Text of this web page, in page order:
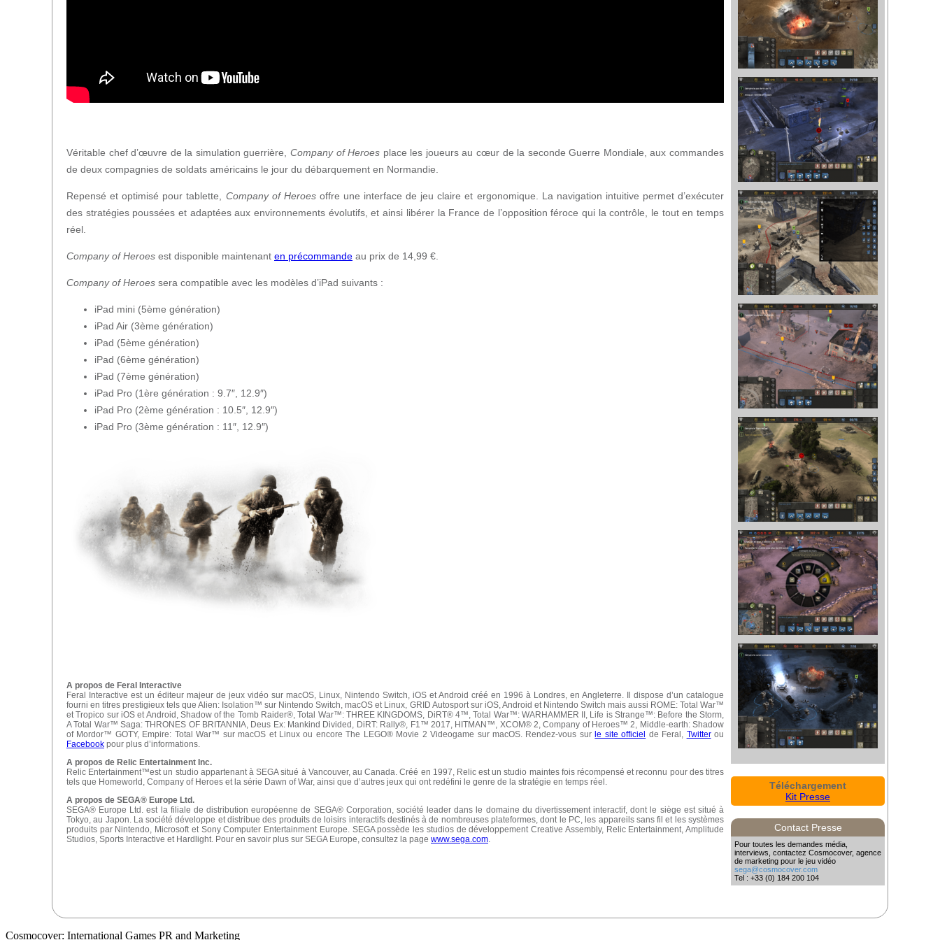
Véritable chef d’œuvre de la simulation guerrière, Company of Heroes place les joueurs au cœur de la seconde Guerre Mondiale, aux commandes
de deux compagnies de soldats américains le jour du débarquement en Normandie.
Repensé et optimisé pour tablette, Company of Heroesoffre une interface de jeu claire et ergonomique. La navigation intuitive permet d’exécuter
des stratégies poussées et adaptées aux environnements évolutifs, et ainsi libérer la France de l’opposition féroce qui la contrôle, le tout en temps
réel.
Company of Heroes est disponible maintenant en précommande au prix de 14,99 €.
Company of Heroes sera compatible avec les modèles d’iPad suivants :
iPad mini (5ème génération)
iPad Air (3ème génération)
iPad (5ème génération)
iPad (6ème génération)
iPad (7ème génération)
iPad Pro (1ère génération : 9.7″, 12.9″)
iPad Pro (2ème génération : 10.5″, 12.9″)
iPad Pro (3ème génération : 11″, 12.9″)
A propos de Feral Interactive
Feral Interactive est un éditeur majeur de jeux vidéo sur macOS, Linux, Nintendo Switch, iOS et Android créé en 1996 à Londres, en Angleterre. Il dispose d’un catalogue
fourni en titres prestigieux tels que Alien: Isolation™ sur Nintendo Switch, macOS et Linux, GRID Autosport sur iOS, Android et Nintendo Switch mais aussi ROME: Total War™
et Tropico sur iOS et Android, Shadow of the Tomb Raider®, Total War™: THREE KINGDOMS, DiRT® 4™, Total War™: WARHAMMER II, Life is Strange™: Before the Storm,
A Total War™ Saga: THRONES OF BRITANNIA, Deus Ex: Mankind Divided, DiRT: Rally®, F1™ 2017, HITMAN™, XCOM® 2, Company of Heroes™ 2, Middle-earth: Shadow
of Mordor™ GOTY, Empire: Total War™ sur macOS et Linux ou encore The LEGO® Movie 2 Videogame sur macOS. Rendez-vous surle site officiel de Feral, Twitterou
Facebook pour plus d’informations.
A propos de Relic Entertainment Inc.
Relic Entertainment™est un studio appartenant à SEGA situé à Vancouver, au Canada. Créé en 1997, Relic est un studio maintes fois récompensé et reconnu pour des titres
tels que Homeworld, Company of Heroes et la série Dawn of War, ainsi que d’autres jeux qui ont redéfini le genre de la stratégie en temps réel.
A propos de SEGA® Europe Ltd.
SEGA® Europe Ltd. est la filiale de distribution européenne de SEGA® Corporation, société leader dans le domaine du divertissement interactif, dont le siège est situé à
Tokyo, au Japon. La société développe et distribue des produits de loisirs interactifs destinés à de nombreuses plateformes, dont le PC, les appareils sans fil et les systèmes
produits par Nintendo, Microsoft et Sony Computer Entertainment Europe. SEGA possède les studios de développement Creative Assembly, Relic Entertainment, Amplitude
Studios, Sports Interactive et Hardlight. Pour en savoir plus sur SEGA Europe, consultez la page www.sega.com.
Téléchargement
Kit Presse
Contact Presse
Pour toutes les demandes média,
interviews, contactez Cosmocover, agence
de marketing pour le jeu vidéo
sega@cosmocover.com
Tel : +33 (0) 184 200 104
Cosmocover: International Games PR and Marketing